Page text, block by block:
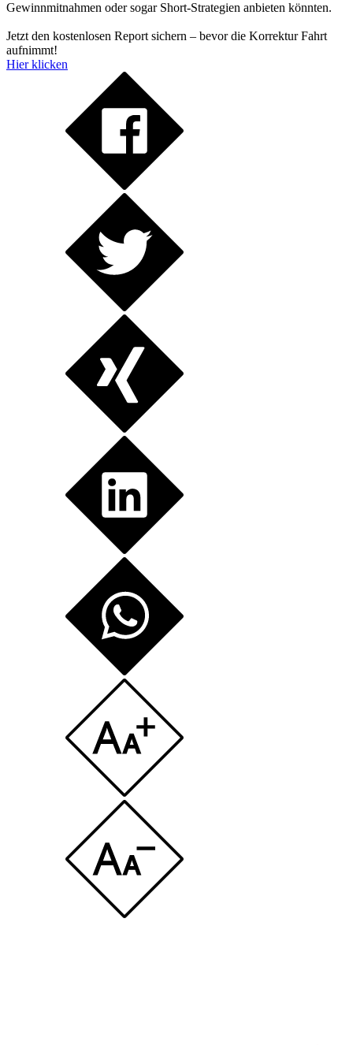
Gewinnmitnahmen oder sogar Short-Strategien anbieten könnten.
Jetzt den kostenlosen Report sichern – bevor die Korrektur Fahrt
aufnimmt!
Hier klicken